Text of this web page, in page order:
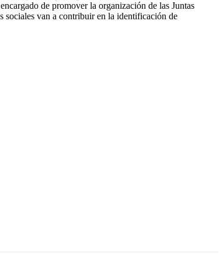
de promover la organización de las Juntas
sociales van a contribuir en la identificación de